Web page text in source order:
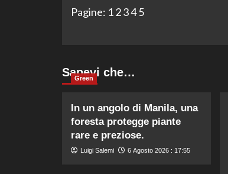
Pagine: 1 2 34 5
Sapevi che…
Green
In un angolo di Manila, una
foresta protegge piante
rare e preziose.
Luigi Salemi 6 Agosto 2026 : 17:55